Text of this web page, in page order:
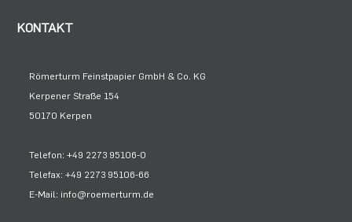
KONTAKT
Römerturm Feinstpapier GmbH & Co. KG
Kerpener Straße 154
50170 Kerpen
Telefon: +49 2273 95106-0
Telefax: +49 2273 95106-66
E-Mail: info@roemerturm.de